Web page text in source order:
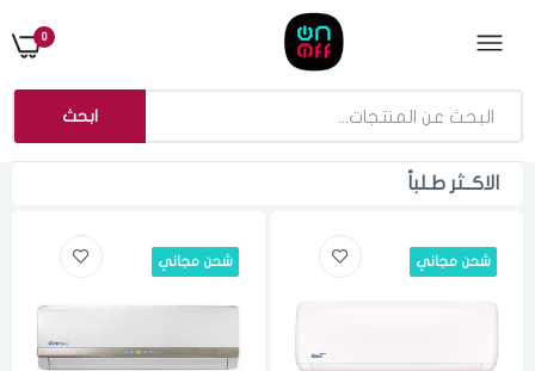
0
ابحث
الاكــثر طـلباً
شحن مجاني شحن مجاني